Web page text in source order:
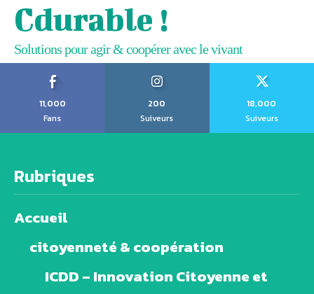
Cdurable !
Solutions pour agir & coopérer avec le vivant
11,000
Fans
200
Suiveurs
18,000
Suiveurs
Rubriques
Accueil
citoyenneté & coopération
ICDD – Innovation Citoyenne et